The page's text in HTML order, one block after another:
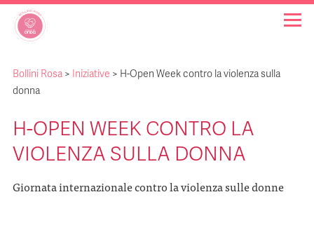
OSPEDALI BOLLINO ROSA
INIZIATIVE
Bollini Rosa > Iniziative > H-Open Week contro la violenza sulla
donna
H-OPEN WEEK CONTRO LA
VIOLENZA SULLA DONNA
Giornata internazionale contro la violenza sulle donne